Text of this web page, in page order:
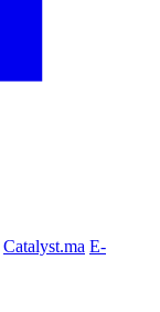
Catalyst.ma E-